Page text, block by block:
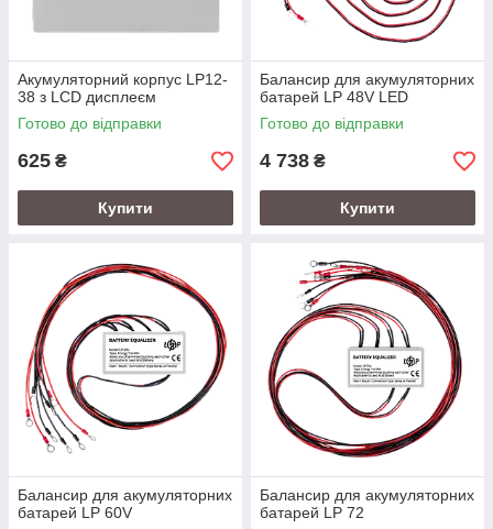
Акумуляторний корпус LP12-
38 з LCD дисплеєм
Готово до відправки
625 ₴
Купити
Балансир для акумуляторних
батарей LP 48V LED
Готово до відправки
4 738 ₴
Купити
Балансир для акумуляторних
батарей LP 60V
Балансир для акумуляторних
батарей LP 72